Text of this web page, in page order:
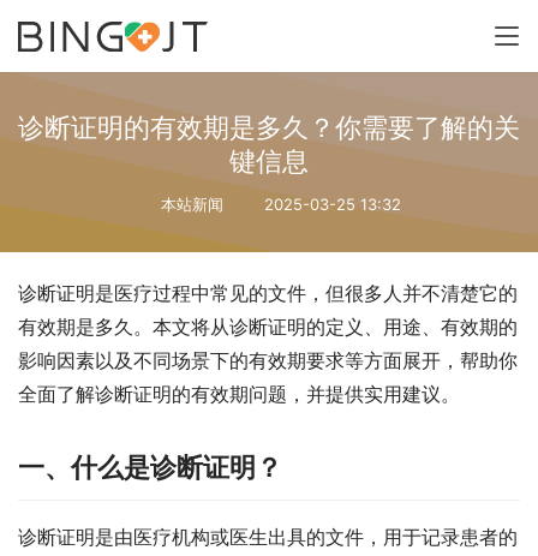
诊断证明的有效期是多久？你需要了解的关
键信息
本站新闻 2025-03-25 13:32
诊断证明是医疗过程中常见的文件，但很多人并不清楚它的
有效期是多久。本文将从诊断证明的定义、用途、有效期的
影响因素以及不同场景下的有效期要求等方面展开，帮助你
全面了解诊断证明的有效期问题，并提供实用建议。
一、什么是诊断证明？
诊断证明是由医疗机构或医生出具的文件，用于记录患者的